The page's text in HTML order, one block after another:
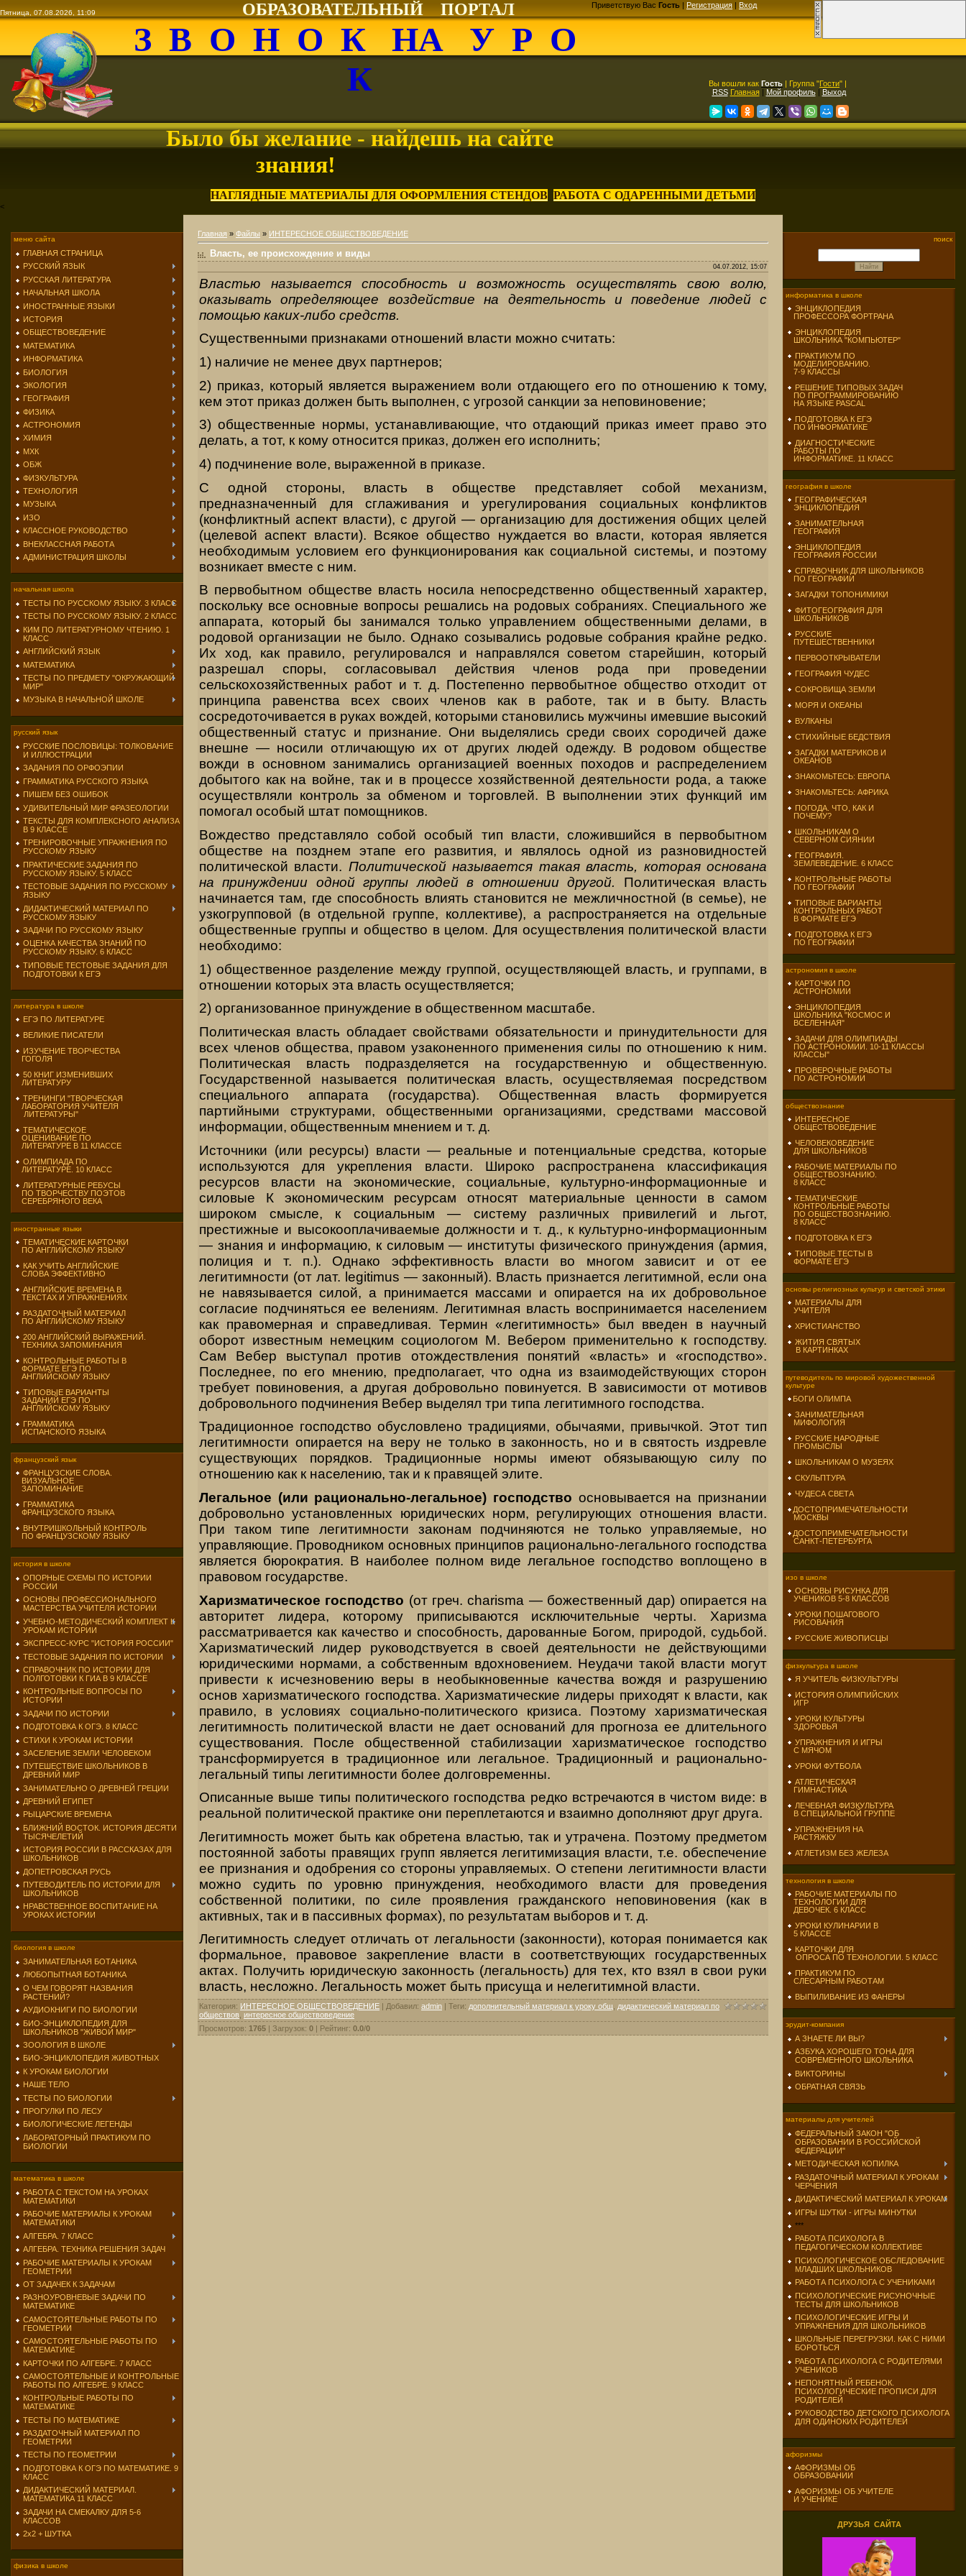
Пятница, 07.08.2026, 11:09 ОБРАЗОВАТЕЛЬНЫЙ ПОРТАЛ Приветствую Вас Гость | Регистрация | Вход
З В О Н О К НА У Р О
К
Было бы желание - найдешь на сайте
знания!
Вы вошли как Гость | Группа "Гости" |
RSS Главная| Мой профиль| Выход
НАГЛЯДНЫЕ МАТЕРИАЛЫ ДЛЯ ОФОРМЛЕНИЯ СТЕНДОВ РАБОТА С ОДАРЕННЫМИ ДЕТЬМИ
<
меню сайта
ГЛАВНАЯ СТРАНИЦА
РУССКИЙ ЯЗЫК
РУССКАЯ ЛИТЕРАТУРА
НАЧАЛЬНАЯ ШКОЛА
ИНОСТРАННЫЕ ЯЗЫКИ
ИСТОРИЯ
ОБЩЕСТВОВЕДЕНИЕ
МАТЕМАТИКА
ИНФОРМАТИКА
БИОЛОГИЯ
ЭКОЛОГИЯ
ГЕОГРАФИЯ
ФИЗИКА
АСТРОНОМИЯ
ХИМИЯ
МХК
ОБЖ
ФИЗКУЛЬТУРА
ТЕХНОЛОГИЯ
МУЗЫКА
ИЗО
КЛАССНОЕ РУКОВОДСТВО
ВНЕКЛАССНАЯ РАБОТА
АДМИНИСТРАЦИЯ ШКОЛЫ
начальная школа
ТЕСТЫ ПО РУССКОМУ ЯЗЫКУ. 3 КЛАСС
ТЕСТЫ ПО РУССКОМУ ЯЗЫКУ. 2 КЛАСС
КИМ ПО ЛИТЕРАТУРНОМУ ЧТЕНИЮ. 1
КЛАСС
АНГЛИЙСКИЙ ЯЗЫК
МАТЕМАТИКА
ТЕСТЫ ПО ПРЕДМЕТУ "ОКРУЖАЮЩИЙ
МИР"
МУЗЫКА В НАЧАЛЬНОЙ ШКОЛЕ
русский язык
РУССКИЕ ПОСЛОВИЦЫ: ТОЛКОВАНИЕ
И ИЛЛЮСТРАЦИИ
ЗАДАНИЯ ПО ОРФОЭПИИ
ГРАММАТИКА РУССКОГО ЯЗЫКА
ПИШЕМ БЕЗ ОШИБОК
УДИВИТЕЛЬНЫЙ МИР ФРАЗЕОЛОГИИ
ТЕКСТЫ ДЛЯ КОМПЛЕКСНОГО АНАЛИЗА
В 9 КЛАССЕ
ТРЕНИРОВОЧНЫЕ УПРАЖНЕНИЯ ПО
РУССКОМУ ЯЗЫКУ
ПРАКТИЧЕСКИЕ ЗАДАНИЯ ПО
РУССКОМУ ЯЗЫКУ. 5 КЛАСС
ТЕСТОВЫЕ ЗАДАНИЯ ПО РУССКОМУ
ЯЗЫКУ
ДИДАКТИЧЕСКИЙ МАТЕРИАЛ ПО
РУССКОМУ ЯЗЫКУ
ЗАДАЧИ ПО РУССКОМУ ЯЗЫКУ
ОЦЕНКА КАЧЕСТВА ЗНАНИЙ ПО
РУССКОМУ ЯЗЫКУ. 6 КЛАСС
ТИПОВЫЕ ТЕСТОВЫЕ ЗАДАНИЯ ДЛЯ
ПОДГОТОВКИ К ЕГЭ
литература в школе
ЕГЭ ПО ЛИТЕРАТУРЕ
ВЕЛИКИЕ ПИСАТЕЛИ
ИЗУЧЕНИЕ ТВОРЧЕСТВА
ГОГОЛЯ
50 КНИГ ИЗМЕНИВШИХ
ЛИТЕРАТУРУ
ТРЕНИНГИ "ТВОРЧЕСКАЯ
ЛАБОРАТОРИЯ УЧИТЕЛЯ
ЛИТЕРАТУРЫ"
ТЕМАТИЧЕСКОЕ
ОЦЕНИВАНИЕ ПО
ЛИТЕРАТУРЕ В 11 КЛАССЕ
ОЛИМПИАДА ПО
ЛИТЕРАТУРЕ. 10 КЛАСС
ЛИТЕРАТУРНЫЕ РЕБУСЫ
ПО ТВОРЧЕСТВУ ПОЭТОВ
СЕРЕБРЯНОГО ВЕКА
иностранные языки
ТЕМАТИЧЕСКИЕ КАРТОЧКИ
ПО АНГЛИЙСКОМУ ЯЗЫКУ
КАК УЧИТЬ АНГЛИЙСКИЕ
СЛОВА ЭФФЕКТИВНО
АНГЛИЙСКИЕ ВРЕМЕНА В
ТЕКСТАХ И УПРАЖНЕНИЯХ
РАЗДАТОЧНЫЙ МАТЕРИАЛ
ПО АНГЛИЙСКОМУ ЯЗЫКУ
200 АНГЛИЙСКИЙ ВЫРАЖЕНИЙ.
ТЕХНИКА ЗАПОМИНАНИЯ
КОНТРОЛЬНЫЕ РАБОТЫ В
ФОРМАТЕ ЕГЭ ПО
АНГЛИЙСКОМУ ЯЗЫКУ
ТИПОВЫЕ ВАРИАНТЫ
ЗАДАНИЙ ЕГЭ ПО
АНГЛИЙСКОМУ ЯЗЫКУ
ГРАММАТИКА
ИСПАНСКОГО ЯЗЫКА
французский язык
ФРАНЦУЗСКИЕ СЛОВА.
ВИЗУАЛЬНОЕ
ЗАПОМИНАНИЕ
ГРАММАТИКА
ФРАНЦУЗСКОГО ЯЗЫКА
ВНУТРИШКОЛЬНЫЙ КОНТРОЛЬ
ПО ФРАНЦУЗСКОМУ ЯЗЫКУ
история в школе
ОПОРНЫЕ СХЕМЫ ПО ИСТОРИИ
РОССИИ
ОСНОВЫ ПРОФЕССИОНАЛЬНОГО
МАСТЕРСТВА УЧИТЕЛЯ ИСТОРИИ
УЧЕБНО-МЕТОДИЧЕСКИЙ КОМПЛЕКТ К
УРОКАМ ИСТОРИИ
ЭКСПРЕСС-КУРС "ИСТОРИЯ РОССИИ"
ТЕСТОВЫЕ ЗАДАНИЯ ПО ИСТОРИИ
СПРАВОЧНИК ПО ИСТОРИИ ДЛЯ
ПОЛГОТОВКИ К ГИА В 9 КЛАССЕ
КОНТРОЛЬНЫЕ ВОПРОСЫ ПО
ИСТОРИИ
ЗАДАЧИ ПО ИСТОРИИ
ПОДГОТОВКА К ОГЭ. 8 КЛАСС
СТИХИ К УРОКАМ ИСТОРИИ
ЗАСЕЛЕНИЕ ЗЕМЛИ ЧЕЛОВЕКОМ
ПУТЕШЕСТВИЕ ШКОЛЬНИКОВ В
ДРЕВНИЙ МИР
ЗАНИМАТЕЛЬНО О ДРЕВНЕЙ ГРЕЦИИ
ДРЕВНИЙ ЕГИПЕТ
РЫЦАРСКИЕ ВРЕМЕНА
БЛИЖНИЙ ВОСТОК. ИСТОРИЯ ДЕСЯТИ
ТЫСЯЧЕЛЕТИЙ
ИСТОРИЯ РОССИИ В РАССКАЗАХ ДЛЯ
ШКОЛЬНИКОВ
ДОПЕТРОВСКАЯ РУСЬ
ПУТЕВОДИТЕЛЬ ПО ИСТОРИИ ДЛЯ
ШКОЛЬНИКОВ
НРАВСТВЕННОЕ ВОСПИТАНИЕ НА
УРОКАХ ИСТОРИИ
биология в школе
ЗАНИМАТЕЛЬНАЯ БОТАНИКА
ЛЮБОПЫТНАЯ БОТАНИКА
О ЧЕМ ГОВОРЯТ НАЗВАНИЯ
РАСТЕНИЙ?
АУДИОКНИГИ ПО БИОЛОГИИ
БИО-ЭНЦИКЛОПЕДИЯ ДЛЯ
ШКОЛЬНИКОВ "ЖИВОЙ МИР"
ЗООЛОГИЯ В ШКОЛЕ
БИО-ЭНЦИКЛОПЕДИЯ ЖИВОТНЫХ
К УРОКАМ БИОЛОГИИ
НАШЕ ТЕЛО
ТЕСТЫ ПО БИОЛОГИИ
ПРОГУЛКИ ПО ЛЕСУ
БИОЛОГИЧЕСКИЕ ЛЕГЕНДЫ
ЛАБОРАТОРНЫЙ ПРАКТИКУМ ПО
БИОЛОГИИ
математика в школе
РАБОТА С ТЕКСТОМ НА УРОКАХ
МАТЕМАТИКИ
РАБОЧИЕ МАТЕРИАЛЫ К УРОКАМ
МАТЕМАТИКИ
АЛГЕБРА. 7 КЛАСС
АЛГЕБРА. ТЕХНИКА РЕШЕНИЯ ЗАДАЧ
РАБОЧИЕ МАТЕРИАЛЫ К УРОКАМ
ГЕОМЕТРИИ
ОТ ЗАДАЧЕК К ЗАДАЧАМ
РАЗНОУРОВНЕВЫЕ ЗАДАЧИ ПО
МАТЕМАТИКЕ
САМОСТОЯТЕЛЬНЫЕ РАБОТЫ ПО
ГЕОМЕТРИИ
САМОСТОЯТЕЛЬНЫЕ РАБОТЫ ПО
МАТЕМАТИКЕ
КАРТОЧКИ ПО АЛГЕБРЕ. 7 КЛАСС
САМОСТОЯТЕЛЬНЫЕ И КОНТРОЛЬНЫЕ
РАБОТЫ ПО АЛГЕБРЕ. 9 КЛАСС
КОНТРОЛЬНЫЕ РАБОТЫ ПО
МАТЕМАТИКЕ
ТЕСТЫ ПО МАТЕМАТИКЕ
РАЗДАТОЧНЫЙ МАТЕРИАЛ ПО
ГЕОМЕТРИИ
ТЕСТЫ ПО ГЕОМЕТРИИ
ПОДГОТОВКА К ОГЭ ПО МАТЕМАТИКЕ. 9
КЛАСС
ДИДАКТИЧЕСКИЙ МАТЕРИАЛ.
МАТЕМАТИКА 11 КЛАСС
ЗАДАЧИ НА СМЕКАЛКУ ДЛЯ 5-6
КЛАССОВ
2х2 + ШУТКА
физика в школе
Главная » Файлы » ИНТЕРЕСНОЕ ОБЩЕСТВОВЕДЕНИЕ
Власть, ее происхождение и виды
04.07.2012, 15:07
Властью называется способность и возможность осуществлять свою волю,
оказывать определяющее воздействие на деятельность и поведение людей с
помощью каких-либо средств.
Существенными признаками отношений власти можно считать:
1) наличие не менее двух партнеров;
2) приказ, который является выражением воли отдающего его по отношению к тому,
кем этот приказ должен быть выполнен, с угрозой санкции за неповиновение;
3) общественные нормы, устанавливающие, что отдающий приказ имеет право это
делать, а тот, к кому относится приказ, должен его исполнить;
4) подчинение воле, выраженной в приказе.
С одной стороны, власть в обществе представляет собой механизм,
предназначенный для сглаживания и урегулирования социальных конфликтов
(конфликтный аспект власти), с другой — организацию для достижения общих целей
(целевой аспект власти). Всякое общество нуждается во власти, которая является
необходимым условием его функционирования как социальной системы, и поэтому
возникает вместе с ним.
В первобытном обществе власть носила непосредственно общественный характер,
поскольку все основные вопросы решались на родовых собраниях. Специального же
аппарата, который бы занимался только управлением общественными делами, в
родовой организации не было. Однако созывались родовые собрания крайне редко.
Их ход, как правило, регулировался и направлялся советом старейшин, который
разрешал споры, согласовывал действия членов рода при проведении
сельскохозяйственных работ и т. д. Постепенно первобытное общество отходит от
принципа равенства всех своих членов как в работе, так и в быту. Власть
сосредоточивается в руках вождей, которыми становились мужчины имевшие высокий
общественный статус и признание. Они выделялись среди своих сородичей даже
внешне — носили отличающую их от других людей одежду. В родовом обществе
вожди в основном занимались организацией военных походов и распределением
добытого как на войне, так и в процессе хозяйственной деятельности рода, а также
осуществляли контроль за обменом и торговлей. В выполнении этих функций им
помогал особый штат помощников.
Вождество представляло собой особый тип власти, сложившийся в первобытном
обществе на позднем этапе его развития, и являлось одной из разновидностей
политической власти. Политической называется такая власть, которая основана
на принуждении одной группы людей в отношении другой.
Политическая власть
начинается там, где способность влиять становится не межличностной (в семье), не
узкогрупповой (в отдельной группе, коллективе), а распространяется на отдельные
общественные группы и общество в целом. Для осуществления политической власти
необходимо:
1) общественное разделение между группой, осуществляющей власть, и группами, в
отношении которых эта власть осуществляется;
2) организованное принуждение в общественном масштабе.
Политическая власть обладает свойствами обязательности и принудительности для
всех членов общества, правом узаконенного применения силы по отношению к ним.
Политическая власть подразделяется на государственную и общественную.
Государственной называется политическая власть, осуществляемая посредством
специального аппарата (государства). Общественная власть формируется
партийными структурами, общественными организациями, средствами массовой
информации, общественным мнением и т. д.
Источники (или ресурсы) власти — реальные и потенциальные средства, которые
используются для укрепления власти. Широко распространена классификация
ресурсов власти на экономические, социальные, культурно-информационные и
силовые К экономическим ресурсам относят материальные ценности в самом
широком смысле, к социальным — систему различных привилегий и льгот,
престижные и высокооплачиваемые должности и т. д., к культурно-информационным
— знания и информацию, к силовым — институты физического принуждения (армия,
полиция и т. п.). Однако эффективность власти во многом зависит и от ее
легитимности (от лат. legitimus — законный). Власть признается легитимной, если она
не навязывается силой, а принимается массами и опирается на их добровольное
согласие подчиняться ее велениям. Легитимная власть воспринимается населением
как правомерная и справедливая. Термин «легитимность» был введен в научный
оборот известным немецким социологом М. Вебером применительно к господству.
Сам Вебер выступал против отождествления понятий «власть» и «господство».
Последнее, по его мнению, предполагает, что одна из взаимодействующих сторон
требует повиновения, а другая добровольно повинуется. В зависимости от мотивов
добровольного подчинения Вебер выделял три типа легитимного господства.
Традиционное господство обусловлено традициями, обычаями, привычкой. Этот тип
легитимности опирается на веру не только в законность, но и в святость издревле
существующих порядков. Традиционные нормы имеют обязывающую силу по
отношению как к населению, так и к правящей элите.
Легальное (или рационально-легальное) господство основывается на признании
добровольно установленных юридических норм, регулирующих отношения власти.
При таком типе легитимности законам подчиняются не только управляемые, но
управляющие. Проводником основных принципов рационально-легального господства
является бюрократия. В наиболее полном виде легальное господство воплощено в
правовом государстве.
Харизматическое господство (от греч. charisma — божественный дар) опирается на
авторитет лидера, которому приписываются исключительные черты. Харизма
рассматривается как качество и способность, дарованные Богом, природой, судьбой.
Харизматический лидер руководствуется в своей деятельности не действующими
юридическими нормами, а собственным вдохновением. Неудачи такой власти могут
привести к исчезновению веры в необыкновенные качества вождя и разрушению
основ харизматического господства. Харизматические лидеры приходят к власти, как
правило, в условиях социально-политического кризиса. Поэтому харизматическая
легитимность политической власти не дает оснований для прогноза ее длительного
существования. После общественной стабилизации харизматическое господство
трансформируется в традиционное или легальное. Традиционный и рационально-
легальный типы легитимности более долговременны.
Описанные выше типы политического господства редко встречаются в чистом виде: в
реальной политической практике они переплетаются и взаимно дополняют друг друга.
Легитимность может быть как обретена властью, так и утрачена. Поэтому предметом
постоянной заботы правящих групп является легитимизация власти, т.е. обеспечение
ее признания и одобрения со стороны управляемых. О степени легитимности власти
можно судить по уровню принуждения, необходимого власти для проведения
собственной политики, по силе проявления гражданского неповиновения (как в
активных, так и в пассивных формах), по результатам выборов и т. д.
Легитимность следует отличать от легальности (законности), которая понимается как
формальное, правовое закрепление власти в соответствующих государственных
актах. Получить юридическую законность (легальность) для тех, кто взял в свои руки
власть, несложно. Легальность может быть присуща и нелегитимной власти.
Категория: ИНТЕРЕСНОЕ ОБЩЕСТВОВЕДЕНИЕ | Добавил: admin | Теги: дополнительный материал к уроку общ
дидактический материал по
обществов интересное обществоведение
Просмотров: 1765 | Загрузок: 0 | Рейтинг: 0.0/0
поиск
информатика в школе
ЭНЦИКЛОПЕДИЯ
ПРОФЕССОРА ФОРТРАНА
ЭНЦИКЛОПЕДИЯ
ШКОЛЬНИКА "КОМПЬЮТЕР"
ПРАКТИКУМ ПО
МОДЕЛИРОВАНИЮ.
7-9 КЛАССЫ
РЕШЕНИЕ ТИПОВЫХ ЗАДАЧ
ПО ПРОГРАММИРОВАНИЮ
НА ЯЗЫКЕ PASCAL
ПОДГОТОВКА К ЕГЭ
ПО ИНФОРМАТИКЕ
ДИАГНОСТИЧЕСКИЕ
РАБОТЫ ПО
ИНФОРМАТИКЕ. 11 КЛАСС
география в школе
ГЕОГРАФИЧЕСКАЯ
ЭНЦИКЛОПЕДИЯ
ЗАНИМАТЕЛЬНАЯ
ГЕОГРАФИЯ
ЭНЦИКЛОПЕДИЯ
ГЕОГРАФИЯ РОССИИ
СПРАВОЧНИК ДЛЯ ШКОЛЬНИКОВ
ПО ГЕОГРАФИИ
ЗАГАДКИ ТОПОНИМИКИ
ФИТОГЕОГРАФИЯ ДЛЯ
ШКОЛЬНИКОВ
РУССКИЕ
ПУТЕШЕСТВЕННИКИ
ПЕРВООТКРЫВАТЕЛИ
ГЕОГРАФИЯ ЧУДЕС
СОКРОВИЩА ЗЕМЛИ
МОРЯ И ОКЕАНЫ
ВУЛКАНЫ
СТИХИЙНЫЕ БЕДСТВИЯ
ЗАГАДКИ МАТЕРИКОВ И
ОКЕАНОВ
ЗНАКОМЬТЕСЬ: ЕВРОПА
ЗНАКОМЬТЕСЬ: АФРИКА
ПОГОДА. ЧТО, КАК И
ПОЧЕМУ?
ШКОЛЬНИКАМ О
СЕВЕРНОМ СИЯНИИ
ГЕОГРАФИЯ.
ЗЕМЛЕВЕДЕНИЕ. 6 КЛАСС
КОНТРОЛЬНЫЕ РАБОТЫ
ПО ГЕОГРАФИИ
ТИПОВЫЕ ВАРИАНТЫ
КОНТРОЛЬНЫХ РАБОТ
В ФОРМАТЕ ЕГЭ
ПОДГОТОВКА К ЕГЭ
ПО ГЕОГРАФИИ
астрономия в школе
КАРТОЧКИ ПО
АСТРОНОМИИ
ЭНЦИКЛОПЕДИЯ
ШКОЛЬНИКА "КОСМОС И
ВСЕЛЕННАЯ"
ЗАДАЧИ ДЛЯ ОЛИМПИАДЫ
ПО АСТРОНОМИИ. 10-11 КЛАССЫ
КЛАССЫ"
ПРОВЕРОЧНЫЕ РАБОТЫ
ПО АСТРОНОМИИ
обществознание
ИНТЕРЕСНОЕ
ОБЩЕСТВОВЕДЕНИЕ
ЧЕЛОВЕКОВЕДЕНИЕ
ДЛЯ ШКОЛЬНИКОВ
РАБОЧИЕ МАТЕРИАЛЫ ПО
ОБЩЕСТВОЗНАНИЮ.
8 КЛАСС
ТЕМАТИЧЕСКИЕ
КОНТРОЛЬНЫЕ РАБОТЫ
ПО ОБЩЕСТВОЗНАНИЮ.
8 КЛАСС
ПОДГОТОВКА К ЕГЭ
ТИПОВЫЕ ТЕСТЫ В
ФОРМАТЕ ЕГЭ
основы религиозных культур и светской этики
МАТЕРИАЛЫ ДЛЯ
УЧИТЕЛЯ
ХРИСТИАНСТВО
ЖИТИЯ СВЯТЫХ
В КАРТИНКАХ
путеводитель по мировой художественной
культуре
БОГИ ОЛИМПА
ЗАНИМАТЕЛЬНАЯ
МИФОЛОГИЯ
РУССКИЕ НАРОДНЫЕ
ПРОМЫСЛЫ
ШКОЛЬНИКАМ О МУЗЕЯХ
СКУЛЬПТУРА
ЧУДЕСА СВЕТА
ДОСТОПРИМЕЧАТЕЛЬНОСТИ
МОСКВЫ
ДОСТОПРИМЕЧАТЕЛЬНОСТИ
САНКТ-ПЕТЕРБУРГА
изо в школе
ОСНОВЫ РИСУНКА ДЛЯ
УЧЕНИКОВ 5-8 КЛАССОВ
УРОКИ ПОШАГОВОГО
РИСОВАНИЯ
РУССКИЕ ЖИВОПИСЦЫ
физкультура в школе
Я УЧИТЕЛЬ ФИЗКУЛЬТУРЫ
ИСТОРИЯ ОЛИМПИЙСКИХ
ИГР
УРОКИ КУЛЬТУРЫ
ЗДОРОВЬЯ
УПРАЖНЕНИЯ И ИГРЫ
С МЯЧОМ
УРОКИ ФУТБОЛА
АТЛЕТИЧЕСКАЯ
ГИМНАСТИКА
ЛЕЧЕБНАЯ ФИЗКУЛЬТУРА
В СПЕЦИАЛЬНОЙ ГРУППЕ
УПРАЖНЕНИЯ НА
РАСТЯЖКУ
АТЛЕТИЗМ БЕЗ ЖЕЛЕЗА
технология в школе
РАБОЧИЕ МАТЕРИАЛЫ ПО
ТЕХНОЛОГИИ ДЛЯ
ДЕВОЧЕК. 6 КЛАСС
УРОКИ КУЛИНАРИИ В
5 КЛАССЕ
КАРТОЧКИ ДЛЯ
ОПРОСА ПО ТЕХНОЛОГИИ. 5 КЛАСС
ПРАКТИКУМ ПО
СЛЕСАРНЫМ РАБОТАМ
ВЫПИЛИВАНИЕ ИЗ ФАНЕРЫ
эрудит-компания
А ЗНАЕТЕ ЛИ ВЫ?
АЗБУКА ХОРОШЕГО ТОНА ДЛЯ
СОВРЕМЕННОГО ШКОЛЬНИКА
ВИКТОРИНЫ
ОБРАТНАЯ СВЯЗЬ
материалы для учителей
ФЕДЕРАЛЬНЫЙ ЗАКОН "ОБ
ОБРАЗОВАНИИ В РОССИЙСКОЙ
ФЕДЕРАЦИИ"
МЕТОДИЧЕСКАЯ КОПИЛКА
РАЗДАТОЧНЫЙ МАТЕРИАЛ К УРОКАМ
ЧЕРЧЕНИЯ
ДИДАКТИЧЕСКИЙ МАТЕРИАЛ К УРОКАМ
ИГРЫ ШУТКИ - ИГРЫ МИНУТКИ
***
РАБОТА ПСИХОЛОГА В
ПЕДАГОГИЧЕСКОМ КОЛЛЕКТИВЕ
ПСИХОЛОГИЧЕСКОЕ ОБСЛЕДОВАНИЕ
МЛАДШИХ ШКОЛЬНИКОВ
РАБОТА ПСИХОЛОГА С УЧЕНИКАМИ
ПСИХОЛОГИЧЕСКИЕ РИСУНОЧНЫЕ
ТЕСТЫ ДЛЯ ШКОЛЬНИКОВ
ПСИХОЛОГИЧЕСКИЕ ИГРЫ И
УПРАЖНЕНИЯ ДЛЯ ШКОЛЬНИКОВ
ШКОЛЬНЫЕ ПЕРЕГРУЗКИ. КАК С НИМИ
БОРОТЬСЯ
РАБОТА ПСИХОЛОГА С РОДИТЕЛЯМИ
УЧЕНИКОВ
НЕПОНЯТНЫЙ РЕБЕНОК.
ПСИХОЛОГИЧЕСКИЕ ПРОПИСИ ДЛЯ
РОДИТЕЛЕЙ
РУКОВОДСТВО ДЕТСКОГО ПСИХОЛОГА
ДЛЯ ОДИНОКИХ РОДИТЕЛЕЙ
афоризмы
АФОРИЗМЫ ОБ
ОБРАЗОВАНИИ
АФОРИЗМЫ ОБ УЧИТЕЛЕ
И УЧЕНИКЕ
ДРУЗЬЯ САЙТА